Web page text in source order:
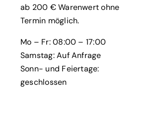
ab 200 € Warenwert ohne
Termin möglich.
Mo – Fr: 08:00 – 17:00
Samstag: Auf Anfrage
Sonn- und Feiertage:
geschlossen